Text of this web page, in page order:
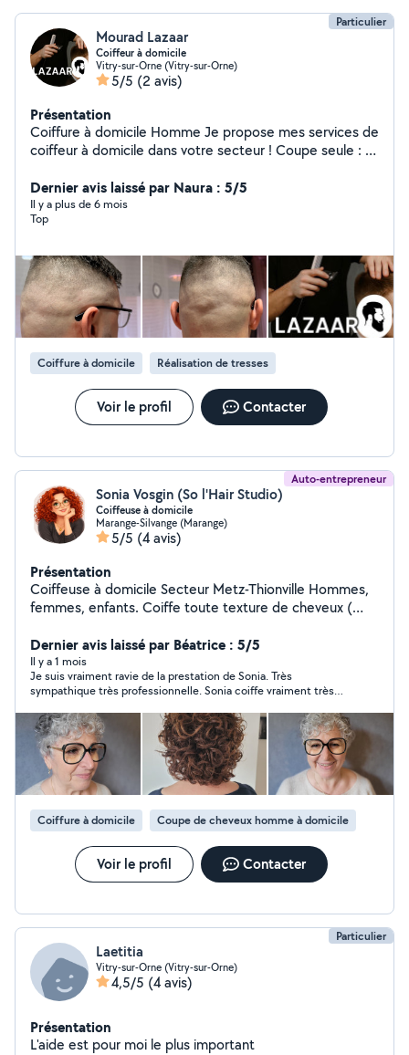
Particulier
Mourad Lazaar
Coiffeur à domicile
Vitry-sur-Orne (Vitry-sur-Orne)
5/5 (2 avis)
Présentation
Coiffure à domicile Homme Je propose mes services de
coiffeur à domicile dans votre secteur ! Coupe seule : 15
le matériel nécessaire, pour un service rapide et
professionnel Sur rendez-vous uniquement Disponible à
Rombas et alentours N'hésitez pas à me contacter par
Dernier avis laissé par Naura : 5/5
Il y a plus de 6 mois
Top
Coiffure à domicile Réalisation de tresses
Voir le profil Contacter
Auto-entrepreneur
Sonia Vosgin (So l'Hair Studio)
Coiffeuse à domicile
Marange-Silvange (Marange)
5/5 (4 avis)
Présentation
Coiffeuse à domicile Secteur Metz-Thionville Hommes,
femmes, enfants. Coiffe toute texture de cheveux (
beauté unique et naturelle auprès de moi !!
Dernier avis laissé par Béatrice : 5/5
Il y a 1 mois
Je suis vraiment ravie de la prestation de Sonia. Très
sympathique très professionnelle. Sonia coiffe vraiment très
Coiffure à domicile Coupe de cheveux homme à domicile
Voir le profil Contacter
Particulier
Laetitia
Vitry-sur-Orne (Vitry-sur-Orne)
4,5/5 (4 avis)
Présentation
L'aide est pour moi le plus important